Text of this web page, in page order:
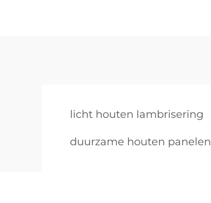
licht houten lambrisering
duurzame houten panelen